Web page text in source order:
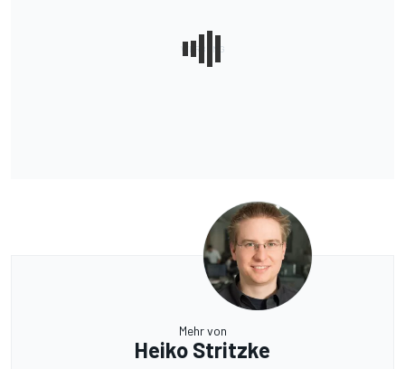
Mehr von
Heiko Stritzke